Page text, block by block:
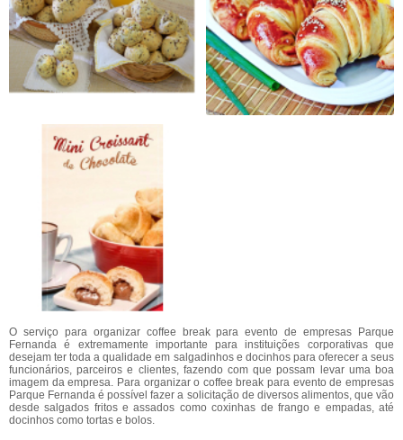
O serviço para organizar coffee break para evento de empresas Parque
Fernanda é extremamente importante para instituições corporativas que
desejam ter toda a qualidade em salgadinhos e docinhos para oferecer a seus
funcionários, parceiros e clientes, fazendo com que possam levar uma boa
imagem da empresa. Para organizar o coffee break para evento de empresas
Parque Fernanda é possível fazer a solicitação de diversos alimentos, que vão
desde salgados fritos e assados como coxinhas de frango e empadas, até
docinhos como tortas e bolos.